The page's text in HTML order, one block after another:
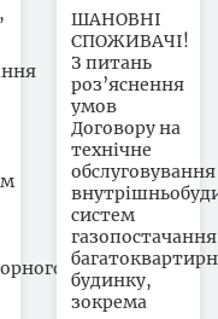
ШАНОВНІ
СПОЖИВАЧІ!
З питань
роз’яснення
умов
Договору на
технічне
обслуговування
систем
газопостачання
будинку,
зокрема